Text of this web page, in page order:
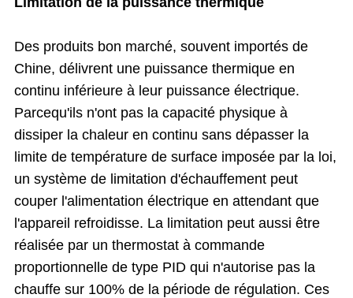
Des produits bon marché, souvent importés de
Chine, délivrent une puissance thermique en
continu inférieure à leur puissance électrique.
Parcequ'ils n'ont pas la capacité physique à
dissiper la chaleur en continu sans dépasser la
limite de température de surface imposée par la loi,
un système de limitation d'échauffement peut
couper l'alimentation électrique en attendant que
l'appareil refroidisse. La limitation peut aussi être
réalisée par un thermostat à commande
proportionnelle de type PID qui n'autorise pas la
chauffe sur 100% de la période de régulation. Ces